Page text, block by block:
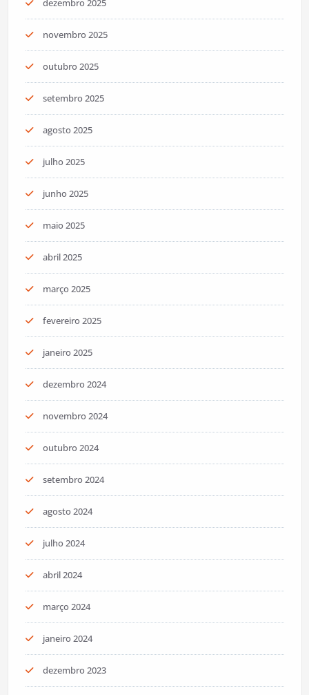
dezembro 2025
novembro 2025
outubro 2025
setembro 2025
agosto 2025
julho 2025
junho 2025
maio 2025
abril 2025
março 2025
fevereiro 2025
janeiro 2025
dezembro 2024
novembro 2024
outubro 2024
setembro 2024
agosto 2024
julho 2024
abril 2024
março 2024
janeiro 2024
dezembro 2023